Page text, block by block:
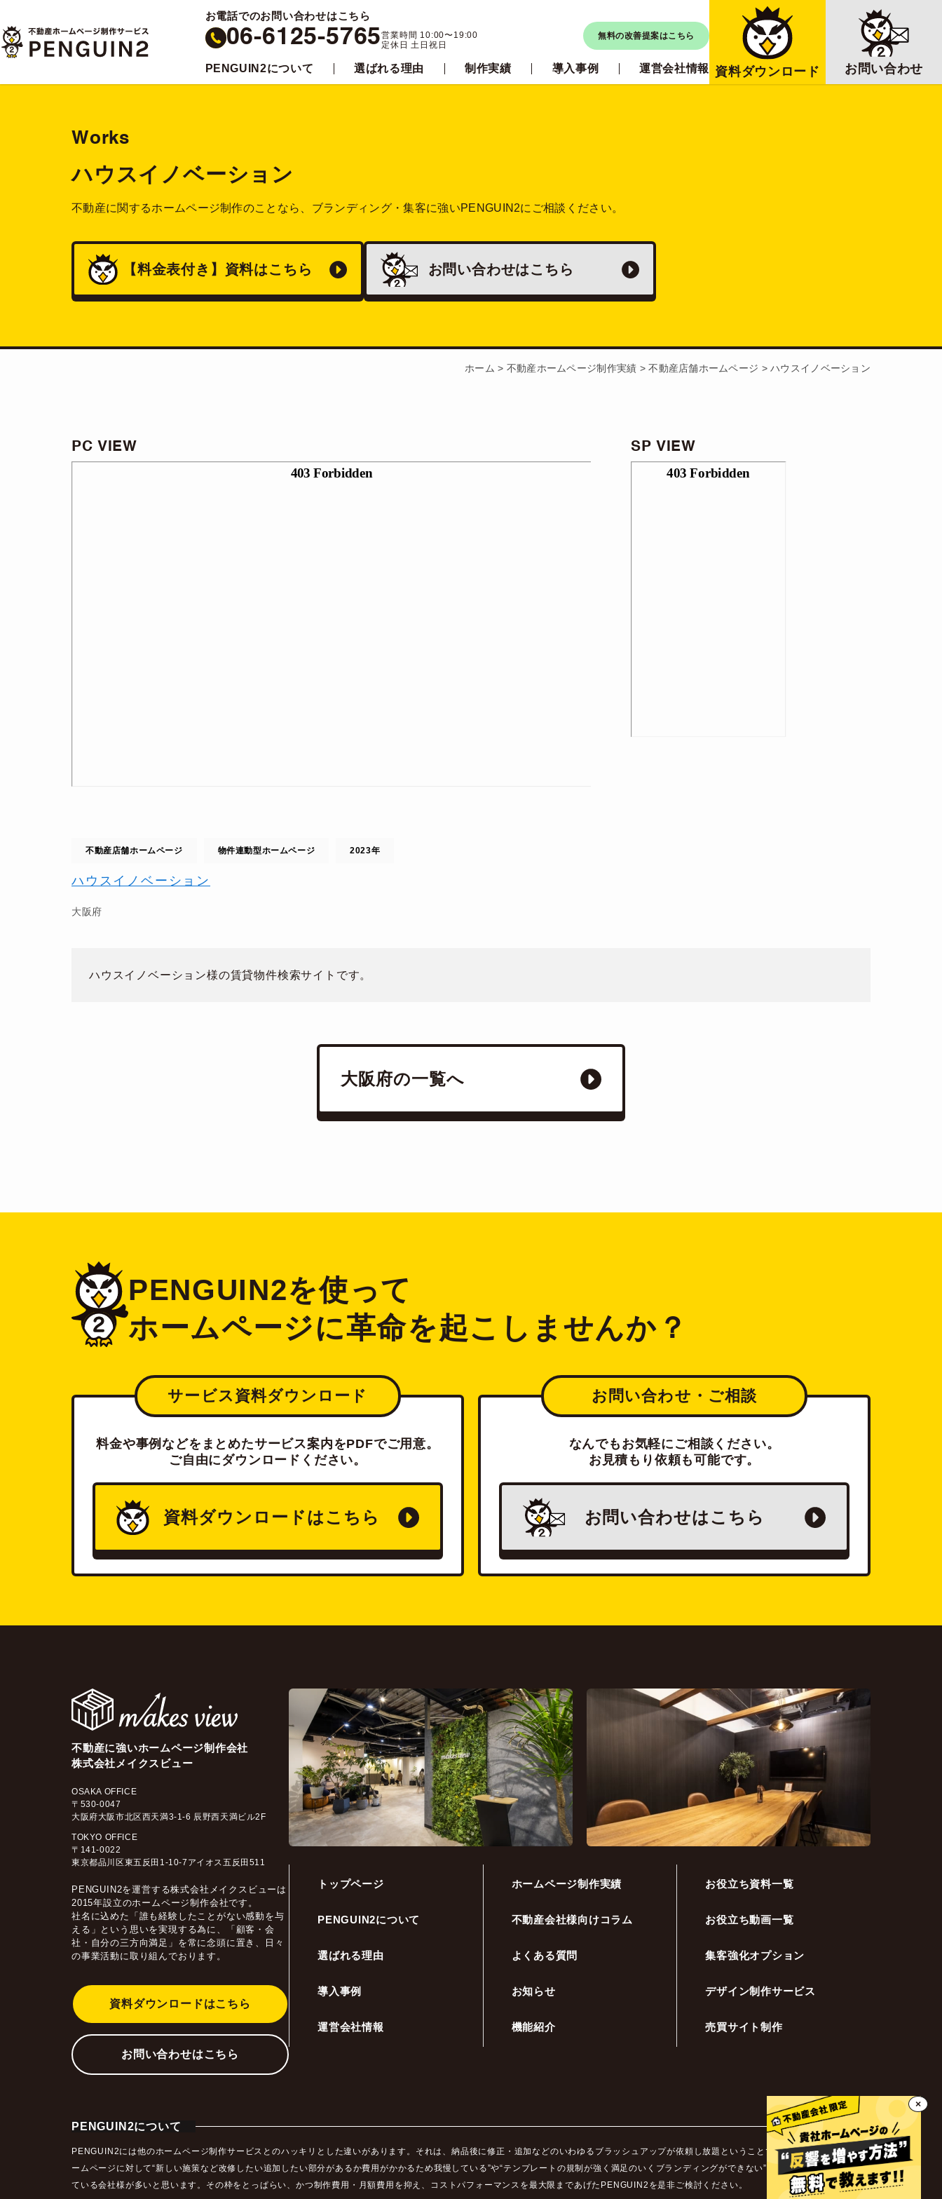
お電話でのお問い合わせはこちら
06-6125-5765営業時間 10:00〜19:00
定休日 土日祝日
無料の改善提案はこちら
PENGUIN2について 選ばれる理由 制作実績 導入事例 運営会社情報 資料ダウンロード お問い合わせ
Works
ハウスイノベーション
不動産に関するホームページ制作のことなら、 ブランディング・集客に強いPENGUIN2にご相談ください。
【料金表付き】 資料はこちら お問い合わせはこちら
ホーム > 不動産ホームページ制作実績 >不動産店舗ホームページ >ハウスイノベーション
PC VIEW SP VIEW
不動産店舗ホームページ 物件連動型ホームページ 2023年
ハウスイノベーション
大阪府
ハウスイノベーション様の賃貸物件検索サイトです。
大阪府の一覧へ
PENGUIN2を使って
ホームページに革命を起こしませんか？
サービス資料ダウンロード
料金や事例などをまとめたサービス案内をPDFでご用意。
ご自由にダウンロードください。
資料ダウンロードはこちら
お問い合わせ・ご相談
なんでもお気軽にご相談ください。
お見積もり依頼も可能です。
お問い合わせはこちら
不動産に強いホームページ制作会社
株式会社メイクスビュー
OSAKA OFFICE
〒530-0047
大阪府大阪市北区西天満3-1-6 辰野西天満ビル2F
TOKYO OFFICE
〒141-0022
東京都品川区東五反田1-10-7アイオス五反田511
PENGUIN2を運営する株式会社メイクスビューは
2015年設立のホームページ制作会社です。
社名に込めた「誰も経験したことがない感動を与
える」という思いを実現する為に、「顧客・会
社・自分の三方向満足」を常に念頭に置き、日々
の事業活動に取り組んでおります。
資料ダウンロードはこちら
お問い合わせはこちら
トップページ
PENGUIN2について
選ばれる理由
導入事例
運営会社情報
ホームページ制作実績
不動産会社様向けコラム
よくある質問
お知らせ
機能紹介
お役立ち資料一覧
お役立ち動画一覧
集客強化オプション
デザイン制作サービス
売買サイト制作
PENGUIN2について
PENGUIN2には他のホームページ制作サービスとのハッキリとした違いがあります。それは、納品後に修正・追加などのいわゆるブラッシュアップが依頼し放題ということです。不動産業界ではホ
ームページに対して“新しい施策など改修したい追加したい部分があるか費用がかかるため我慢している”や“テンプレートの規制が強く満足のいくブランディングができない”などといった悩みを抱え
ている会社様が多いと思います。その枠をとっぱらい、かつ制作費用・月額費用を抑え、コストパフォーマンスを最大限まであげたPENGUIN2を是非ご検討ください。
×